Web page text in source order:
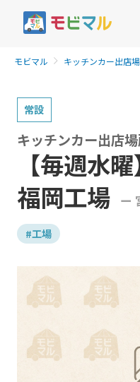
モビマル キッチンカー出店
常設
【毎週水
福岡工場
ー
キッチンカー出店
#工場